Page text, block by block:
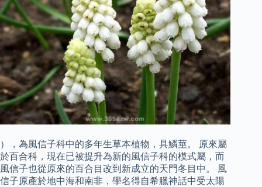
），為風信子科中的多年生草本植物，具鱗莖。 原來屬
於百合科，現在已被提升為新的風信子科的模式屬，而
風信子也從原來的百合目改到新成立的天門冬目中。 風
信子原產於地中海和南非，學名得自希臘神話中受太陽